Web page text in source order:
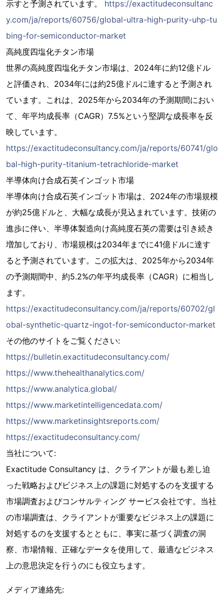
示すと予測されています。 https://exactitudeconsultanc
y.com/ja/reports/60756/global-ultra-high-purity-uhp-tu
bing-for-semiconductor-market
高純度四塩化チタン市場
世界の高純度四塩化チタン市場は、2024年に約12億ドル
と評価され、2034年には約25億ドルに達すると予測され
ています。これは、2025年から2034年の予測期間におい
て、年平均成長率（CAGR）7.5%という堅調な成長率を反
映しています。
https://exactitudeconsultancy.com/ja/reports/60741/glo
bal-high-purity-titanium-tetrachloride-market
半導体向け合成石英インゴット市場
半導体向け合成石英インゴット市場は、2024年の市場規模
が約25億ドルと、大幅な成長が見込まれています。技術の
進歩に伴い、半導体製造向け高純度石英の需要は引き続き
増加しており、市場規模は2034年までに41億ドルに達す
ると予測されています。この拡大は、2025年から2034年
の予測期間中、約5.2%の年平均成長率（CAGR）に相当し
ます。
https://exactitudeconsultancy.com/ja/reports/60702/gl
obal-synthetic-quartz-ingot-for-semiconductor-market
その他のサイトをご覧ください:
https://bulletin.exactitudeconsultancy.com/
https://www.thehealthanalytics.com/
https://www.analytica.global/
https://www.marketintelligencedata.com/
https://www.marketinsightsreports.com/
https://exactitudeconsultancy.com/
当社について:
Exactitude Consultancy は、クライアントが最も差し迫
った戦略およびビジネス上の課題に対処するのを支援する
市場調査およびコンサルティング サービス会社です。当社
の市場調査は、クライアントが重要なビジネス上の課題に
対処するのを支援するとともに、事実に基づく調査の洞
察、市場情報、正確なデータを使用して、最適なビジネス
上の意思決定を行うのにも役立ちます。
メディア連絡先: